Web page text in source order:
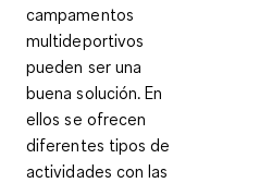
campamentos
multideportivos
pueden ser una
buena solución. En
ellos se ofrecen
diferentes tipos de
actividades con las